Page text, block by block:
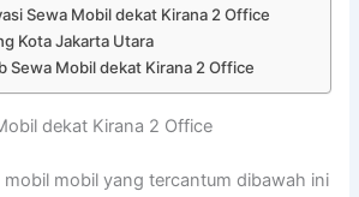
Sewa Mobil dekat Kirana 2 Office
Kota Jakarta Utara
Sewa Mobil dekat Kirana 2 Office
dekat Kirana 2 Office
mobil yang tercantum dibawah ini